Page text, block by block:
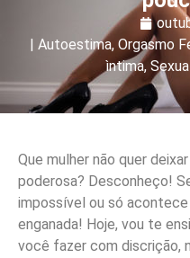
| Autoestima, Orgasmo
ìntima,
Que mulher não quer
poderosa? Desconheço!
impossível ou só
enganada! Hoje, vou te
você fazer com discrição,